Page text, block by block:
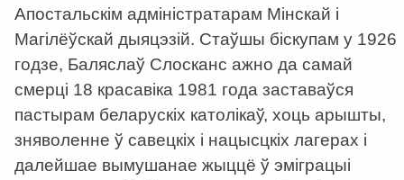
Апостальскім адміністратарам Мінскай і
Магілёўскай дыяцэзій. Стаўшы біскупам у 1926
годзе, Баляслаў Слосканс ажно да самай
смерці 18 красавіка 1981 года заставаўся
пастырам беларускіх католікаў, хоць арышты,
зняволенне ў савецкіх і нацысцкіх лагерах і
далейшае вымушанае жыццё ў эміграцыі